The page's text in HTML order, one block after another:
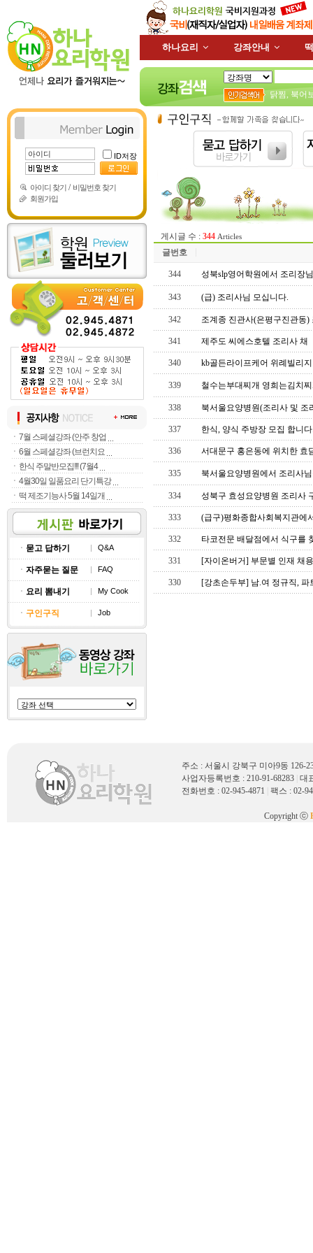
하나요리 강좌안내
닭찜 북어
ID저장
아이디 찾기 / 비밀번호 찾기
회원가입
ㆍ 7월 스페셜강좌 (안주 창업
ㆍ 6월 스페셜강좌 (브런치요
ㆍ 한식 주말반모집!!! (7월4
ㆍ 4월30일 일품요리 단기특강
ㆍ 떡 제조기능사 5월 14일개
ㆍ 묻고 답하기 | Q&A
ㆍ 자주묻는 질문 | FAQ
ㆍ 요리 뽐내기 | My Cook
ㆍ 구인구직 | Job
게시글 수 : 344 Articles
글번호
344 성북slp영어학원에서 조리장
343 (급) 조리사님 모십니다.
342 조계종 진관사(은평구진관동
341 제주도 씨에스호텔 조리사 채
340 kb골든라이프케어 위례빌리
339 철수는부대찌개 영희는김치
338 북서울요양병원(조리사 및 조
337 한식, 양식 주방장 모집 합니
336 서대문구 홍은동에 위치한 효
335 북서울요양병원에서 조리사
334 성북구 효성요양병원 조리사
333 (급구)평화종합사회복지관에
332 타코전문 배달점에서 식구를
331 [자이온버거] 부문별 인재 채
330 [강초손두부] 남.여 정규직, 파
주소 : 서울시 강북구 미아9동 126-
사업자등록번호 : 210-91-68283 대
전화번호 : 02-945-4871
팩스 : 02-
Copyright ⓒ